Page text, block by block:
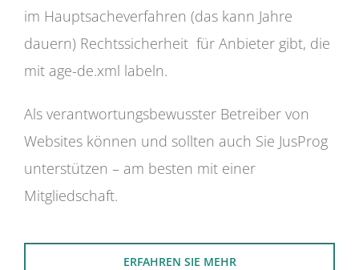
im Hauptsacheverfahren (das kann Jahre
dauern) Rechtssicherheit für Anbieter gibt, die
mit age-de.xml labeln.
Als verantwortungsbewusster Betreiber von
Websites können und sollten auch Sie JusProg
unterstützen – am besten mit einer
Mitgliedschaft.
ERFAHREN SIE MEHR